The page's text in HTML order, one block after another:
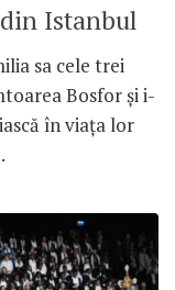
Istanbul
sa cele trei
Bosfor și i-
în viața lor